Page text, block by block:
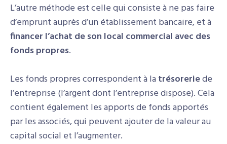
L’autre méthode est celle qui consiste à ne pas faire
d’emprunt auprès d’un établissement bancaire, et à
financer l’achat de son local commercial avec des
fonds propres.
Les fonds propres correspondent à latrésoreriede
l’entreprise (l’argent dont l’entreprise dispose). Cela
contient également les apports de fonds apportés
par les associés, qui peuvent ajouter de la valeur au
capital social et l’augmenter.